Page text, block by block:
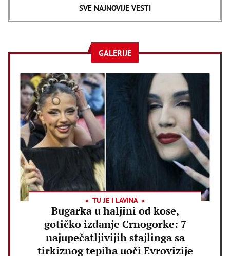
SVE NAJNOVIJE VESTI
GALERIJE
TU JE I LAVINA
Bugarka u haljini od kose,
gotičko izdanje Crnogorke: 7
najupečatljivijih stajlinga sa
tirkiznog tepiha uoči Evrovizije